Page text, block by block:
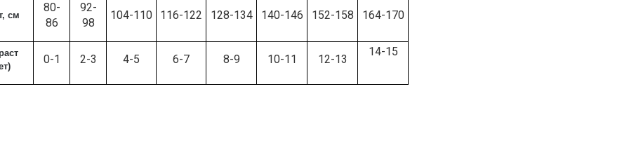
см
80-
86
92-
98
104-110 116-122 128-134 140-146 152-158 164-170
0-1 2-3 4-5 6-7 8-9 10-11 12-13
14-15